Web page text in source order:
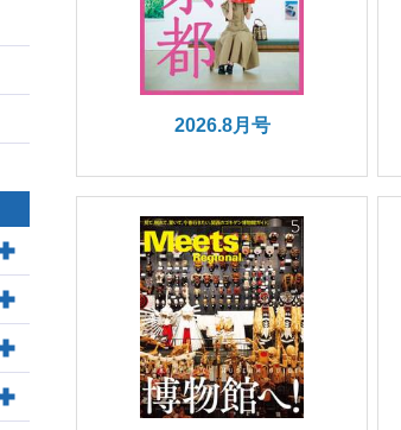
2026.8月号